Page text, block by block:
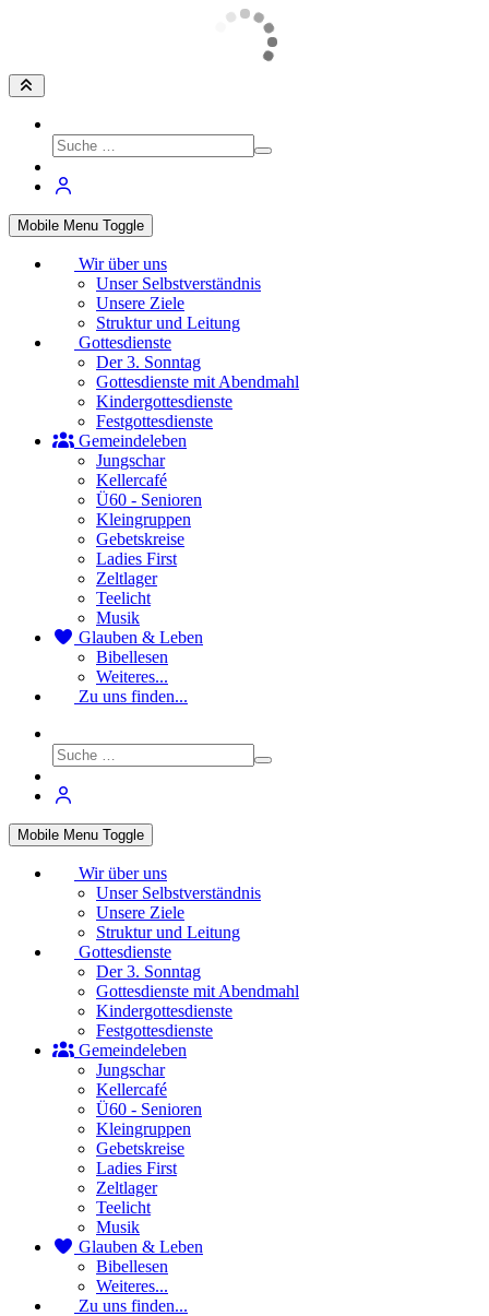
Mobile Menu Toggle
Wir über uns
Unser Selbstverständnis
Unsere Ziele
Struktur und Leitung
Gottesdienste
Der 3. Sonntag
Gottesdienste mit Abendmahl
Kindergottesdienste
Festgottesdienste
Gemeindeleben
Jungschar
Kellercafé
Ü60 - Senioren
Kleingruppen
Gebetskreise
Ladies First
Zeltlager
Teelicht
Musik
Glauben & Leben
Bibellesen
Weiteres...
Zu uns finden...
Mobile Menu Toggle
Wir über uns
Unser Selbstverständnis
Unsere Ziele
Struktur und Leitung
Gottesdienste
Der 3. Sonntag
Gottesdienste mit Abendmahl
Kindergottesdienste
Festgottesdienste
Gemeindeleben
Jungschar
Kellercafé
Ü60 - Senioren
Kleingruppen
Gebetskreise
Ladies First
Zeltlager
Teelicht
Musik
Glauben & Leben
Bibellesen
Weiteres...
Zu uns finden...